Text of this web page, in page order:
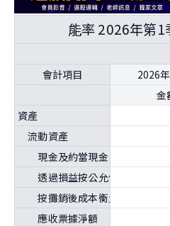
能率 2026年第1
會計項目
資產
流動資產
現金及約當現金
透過損益按公允價值衡量之金
按攤銷後成本衡量之金融資產
應收票據淨額
2026
金